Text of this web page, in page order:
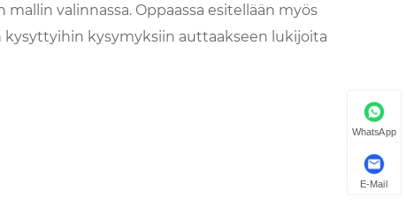
valinnassa. Oppaassa esitellään myös
kysymyksiin auttaakseen lukijoita
WhatsApp
E-Mail